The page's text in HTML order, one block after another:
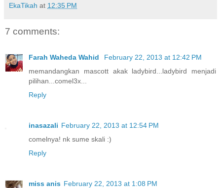
EkaTikah at 12:35 PM
7 comments:
Farah Waheda Wahid
February 22, 2013 at 12:42 PM
memandangkan mascott akak ladybird...ladybird menjadi
pilihan...comel3x...
Reply
inasazali February 22, 2013 at 12:54 PM
comelnya! nk sume skali :)
Reply
miss anis February 22, 2013 at 1:08 PM